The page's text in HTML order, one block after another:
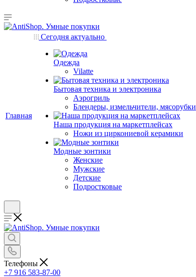
Главная
Сегодня актуально
Одежда
Vilatte
Бытовая техника и электроника
Аэрогриль
Блендеры, измельчители, мясорубки
Наша продукция на маркетплейсах
Ножи из циркониевой керамики
Модные зонтики
Женские
Мужские
Детские
Подростковые
Телефоны
+7 916 583-87-00